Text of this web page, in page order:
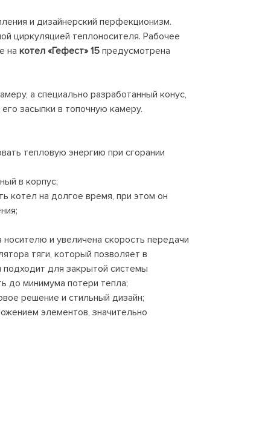
и дизайнерский перфекционизм.
циркуляцией теплоносителя. Рабочее
на котел «Гефест» 15 предусмотрена
а специально разработанный конус,
засыпки в топочную камеру.
тепловую энергию при сгорании
в корпус;
котел на долгое время, при этом он
и увеличена скорость передачи
тяги, который позволяет в
для закрытой системы
до минимума потери тепла;
решение и стильный дизайн;
элементов, значительно